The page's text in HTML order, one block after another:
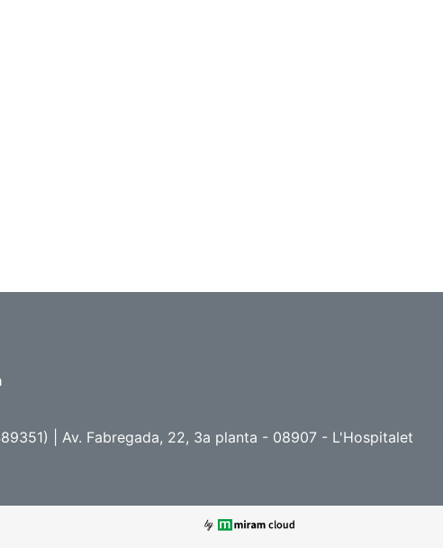
| Av. Fabregada, 22, 3a planta - 08907 - L'Hospitalet